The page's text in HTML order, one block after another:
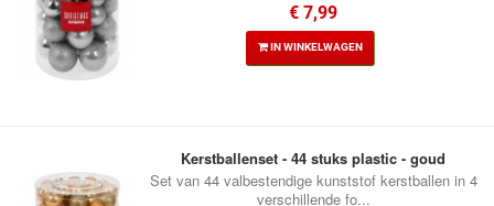
€ 7,99
IN WINKELWAGEN
Kerstballenset - 44 stuks plastic - goud
Set van 44 valbestendige kunststof kerstballen in 4
verschillende fo...